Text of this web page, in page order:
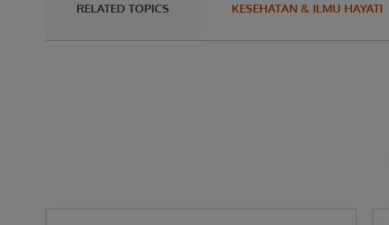
RELATED TOPICS KESEHATAN & ILMU HAYATI